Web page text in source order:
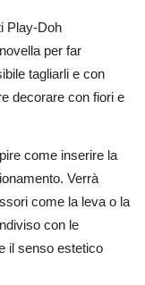
Play-Doh
per far
tagliarli e con
decorare con fiori e
come inserire la
Verrà
come la leva o la
con le
il senso estetico